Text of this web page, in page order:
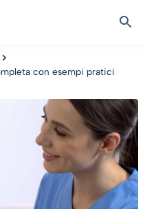
con esempi pratici